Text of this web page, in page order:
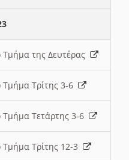
Τμήμα της Δευτέρας
Τμήμα Τρίτης 3-6
Τμήμα Τετάρτης 3-6
Τμήμα Τρίτης 12-3